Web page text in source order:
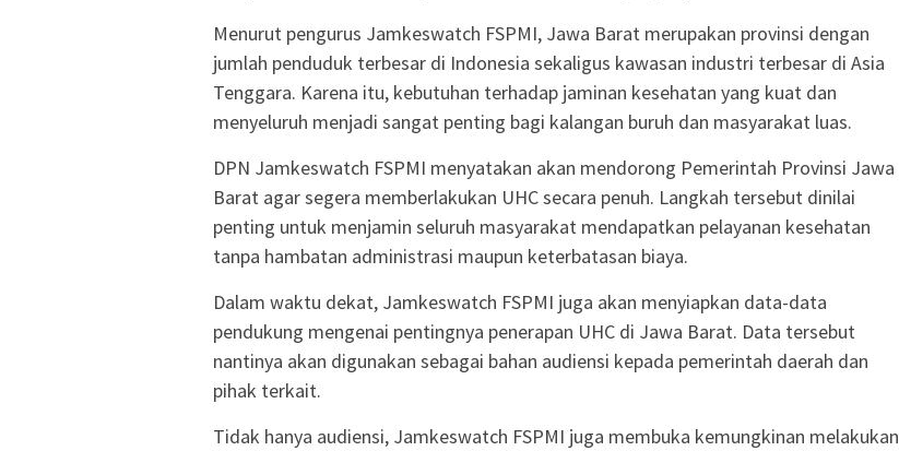
Menurut pengurus Jamkeswatch FSPMI, Jawa Barat merupakan provinsi dengan
jumlah penduduk terbesar di Indonesia sekaligus kawasan industri terbesar di Asia
Tenggara. Karena itu, kebutuhan terhadap jaminan kesehatan yang kuat dan
menyeluruh menjadi sangat penting bagi kalangan buruh dan masyarakat luas.
DPN Jamkeswatch FSPMI menyatakan akan mendorong Pemerintah Provinsi Jawa
Barat agar segera memberlakukan UHC secara penuh. Langkah tersebut dinilai
penting untuk menjamin seluruh masyarakat mendapatkan pelayanan kesehatan
tanpa hambatan administrasi maupun keterbatasan biaya.
Dalam waktu dekat, Jamkeswatch FSPMI juga akan menyiapkan data-data
pendukung mengenai pentingnya penerapan UHC di Jawa Barat. Data tersebut
nantinya akan digunakan sebagai bahan audiensi kepada pemerintah daerah dan
pihak terkait.
Tidak hanya audiensi, Jamkeswatch FSPMI juga membuka kemungkinan melakukan